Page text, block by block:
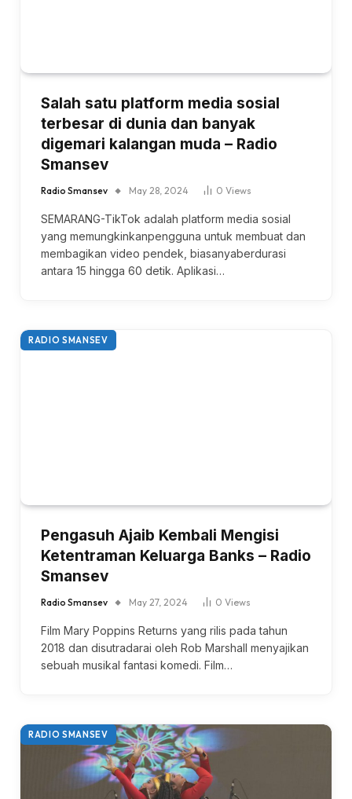
Salah satu platform media sosial
terbesar di dunia dan banyak
digemari kalangan muda – Radio
Smansev
Radio Smansev May 28, 2024 0 Views
SEMARANG-TikTok adalah platform media sosial
yang memungkinkanpengguna untuk membuat dan
membagikan video pendek, biasanyaberdurasi
antara 15 hingga 60 detik. Aplikasi…
RADIO SMANSEV
Pengasuh Ajaib Kembali Mengisi
Ketentraman Keluarga Banks – Radio
Smansev
Radio Smansev May 27, 2024 0 Views
Film Mary Poppins Returns yang rilis pada tahun
2018 dan disutradarai oleh Rob Marshall menyajikan
sebuah musikal fantasi komedi. Film…
RADIO SMANSEV